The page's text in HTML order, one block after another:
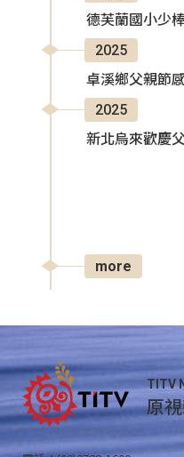
德芙蘭國小少
2025
卓溪鄉父親節
2025
新北烏來歡慶
more
TITV
原